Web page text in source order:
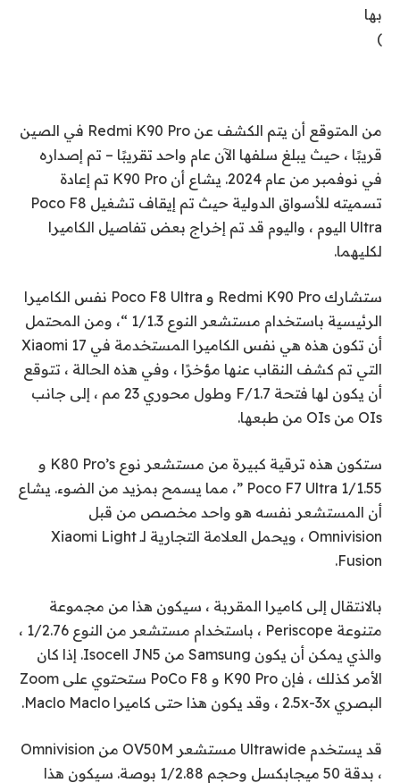
بها
)
من المتوقع أن يتم الكشف عن Redmi K90 Pro في الصين
قريبًا ، حيث يبلغ سلفها الآن عام واحد تقريبًا – تم إصداره
في نوفمبر من عام 2024. يشاع أن K90 Pro تم إعادة
تسميته للأسواق الدولية حيث تم إيقاف تشغيل Poco F8
Ultra اليوم ، واليوم قد تم إخراج بعض تفاصيل الكاميرا
لكليهما.
ستشارك Redmi K90 Pro و Poco F8 Ultra نفس الكاميرا
الرئيسية باستخدام مستشعر النوع 1/1.3 “، ومن المحتمل
أن تكون هذه هي نفس الكاميرا المستخدمة في Xiaomi 17
التي تم كشف النقاب عنها مؤخرًا ، وفي هذه الحالة ، تتوقع
أن يكون لها فتحة F/1.7 وطول محوري 23 مم ، إلى جانب
OIs من OIs من طبعها.
ستكون هذه ترقية كبيرة من مستشعر نوع K80 Pro’s و
Poco F7 Ultra 1/1.55 ​​”، مما يسمح بمزيد من الضوء. يشاع
أن المستشعر نفسه هو واحد مخصص من قبل
Omnivision ، ويحمل العلامة التجارية لـ Xiaomi Light
Fusion.
بالانتقال إلى كاميرا المقربة ، سيكون هذا من مجموعة
متنوعة Periscope ، باستخدام مستشعر من النوع 1/2.76 ،
والذي يمكن أن يكون Samsung من Isocell JN5. إذا كان
الأمر كذلك ، فإن K90 Pro و PoCo F8 ستحتوي على Zoom
البصري 2.5x-3x ، وقد يكون هذا حتى كاميرا Maclo Maclo.
قد يستخدم Ultrawide مستشعر OV50M من Omnivision
، بدقة 50 ميجابكسل وحجم 1/2.88 بوصة. سيكون هذا